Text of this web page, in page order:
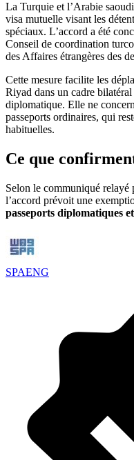
La Turquie et l’Arabie
visa mutuelle visant les
spéciaux. L’accord a été
Conseil de coordination
des Affaires étrangères des
Cette mesure facilite les
Riyad dans un cadre
diplomatique. Elle ne
passeports ordinaires, qui
habituelles.
Ce que
Selon le communiqué relayé
l’accord prévoit une
passeports diplomatiques
SPAENG